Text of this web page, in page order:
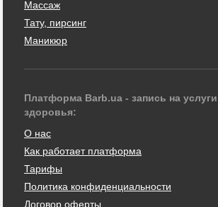
Массаж
Тату, пирсинг
Маникюр
Платформа Barb.ua - запись на
здоровья:
О нас
Как работает платформа
Тарифы
Политика конфиденциальности
Договор оферты